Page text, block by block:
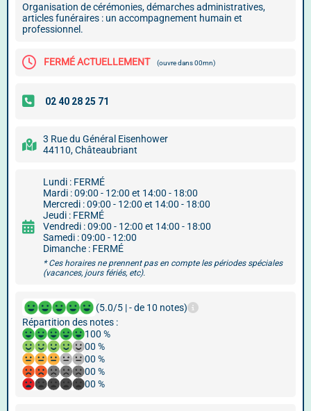
Organisation de cérémonies, démarches administratives,
articles funéraires : un accompagnement humain et
professionnel.
FERMÉ ACTUELLEMENT (ouvre dans 00mn)
3 Rue du Général Eisenhower
44110, Châteaubriant
Lundi : FERMÉ
Mardi : 09:00 - 12:00 et 14:00 - 18:00
Mercredi : 09:00 - 12:00 et 14:00 - 18:00
Jeudi : FERMÉ
Vendredi : 09:00 - 12:00 et 14:00 - 18:00
Samedi : 09:00 - 12:00
Dimanche : FERMÉ
* Ces horaires ne prennent pas en compte les périodes spéciales
(vacances, jours fériés, etc).
(5.0/5 | - de 10 notes)
Répartition des notes :
100 %
00 %
00 %
00 %
00 %